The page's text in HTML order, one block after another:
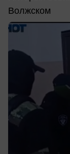
Волжском